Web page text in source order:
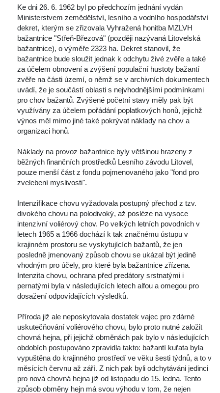
Ke dni 26. 6. 1962 byl po předchozím jednání vydán
Ministerstvem zemědělství, lesního a vodního hospodářství
dekret, kterým se zřizovala Vyhražená honitba MZLVH
bažantnice "Střeň-Březová" (později nazývaná Litovelská
bažantnice), o výměře 2323 ha. Dekret stanovil, že
bažantnice bude sloužit jednak k odchytu živé zvěře a také
za účelem obnovení a zvýšení populační hustoty bažantí
zvěře na části území, o němž se v archivních dokumentech
uvádí, že je součástí oblasti s nejvhodnějšími podmínkami
pro chov bažantů. Zvýšené početní stavy měly pak být
využívány za účelem pořádání poplatkových honů, jejichž
výnos měl mimo jiné také pokrývat náklady na chov a
organizaci honů.
Náklady na provoz bažantnice byly většinou hrazeny z
běžných finančních prostředků Lesního závodu Litovel,
pouze menší část z fondu pojmenovaného jako "fond pro
zvelebení myslivosti".
Intenzifikace chovu vyžadovala postupný přechod z tzv.
divokého chovu na polodivoký, až posléze na vysoce
intenzivní voliérový chov. Po velkých letních povodních v
letech 1965 a 1966 dochází k tak značnému ústupu v
krajinném prostoru se vyskytujících bažantů, že jen
posledně jmenovaný způsob chovu se ukázal být jedině
vhodným pro účely, pro které byla bažantnice zřízena.
Intenzita chovu, ochrana před predátory srstnatými i
pernatými byla v následujících letech alfou a omegou pro
dosažení odpovídajících výsledků.
Příroda již ale neposkytovala dostatek vajec pro zdárné
uskutečňování voliérového chovu, bylo proto nutné založit
chovná hejna, při jejichž obměnách pak bylo v následujících
obdobích postupováno zpravidla takto: bažantí kuřata byla
vypuštěna do krajinného prostředí ve věku šesti týdnů, a to v
měsících červnu až září. Z nich pak byli odchytáváni jedinci
pro nová chovná hejna již od listopadu do 15. ledna. Tento
způsob obměny hejn má svou výhodu v tom, že nejen